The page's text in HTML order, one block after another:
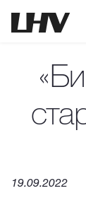
19.09.2022